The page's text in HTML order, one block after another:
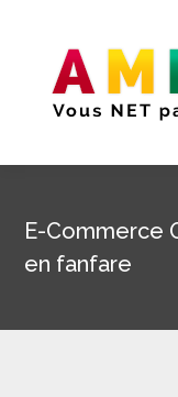
E-Commerce
en fanfare